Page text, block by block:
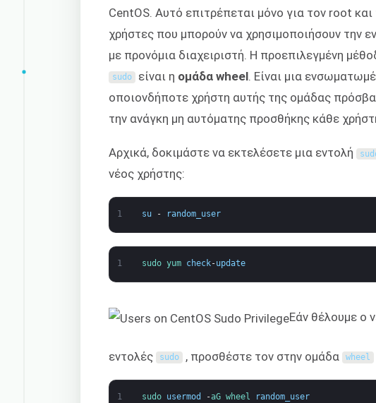
CentOS. Αυτό επιτρέπεται μόνο για τον root
χρήστες που μπορούν να χρησιμοποιήσουν την
με προνόμια διαχειριστή. Η προεπιλεγμένη
sudo είναι η ομάδα wheel. Είναι μια
οποιονδήποτε χρήστη αυτής της ομάδας
την ανάγκη μη αυτόματης προσθήκης κάθε
Αρχικά, δοκιμάστε να εκτελέσετε μια εντολή
νέος χρήστης:
1 su - random_user
1 sudo yum check-update
Εάν θέλουμε ο
εντολές sudo , προσθέστε τον στην ομάδα wheel
1 sudo usermod -aG wheel random_user